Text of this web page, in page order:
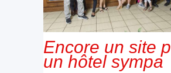
Encore un site
un hôtel sympa